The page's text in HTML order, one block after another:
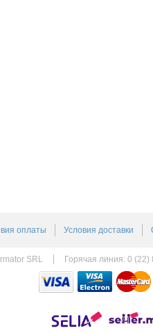
оплаты Условия доставки
SRL Горячая линия: 0